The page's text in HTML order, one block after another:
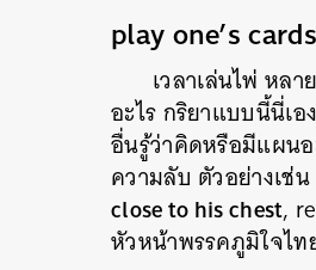
play one’s
เวลาเล่นไพ่ หล
อะไร กริยาแบบนี้นี่เ
อื่นรู้ว่าคิดหรือมีแผนอ
ความลับ ตัวอย่างเช่น
close to his chest,
หัวหน้าพรรคภูมิใจไท